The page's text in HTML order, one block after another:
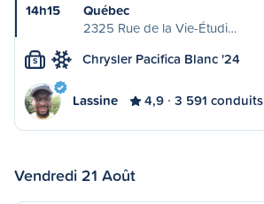
14h15
Québec
2325 Rue de la Vie-Étudi…
S Chrysler Pacifica Blanc '24
Lassine 4,9 3 591 conduits
Vendredi 21 Août